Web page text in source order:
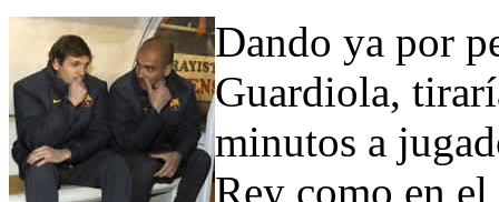
Dando ya por
Guardiola,
minutos a
Rey como en